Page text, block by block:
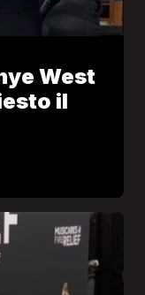
West
il